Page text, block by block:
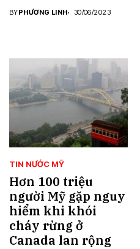
BYPHƯƠNG LINH 30/06/2023
TIN NƯỚC MỸ
Hơn 100 triệu
người Mỹ gặp nguy
hiểm khi khói
cháy rừng ở
Canada lan rộng